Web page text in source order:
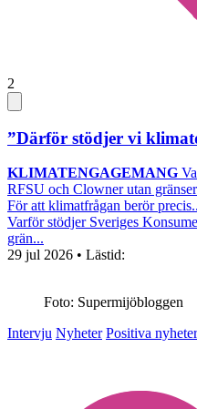
2
”Därför stödjer vi
KLIMATENGAGEMANG
RFSU och Clowner utan
För att klimatfrågan berör
Varför stödjer Sveriges
grän...
29 jul 2026 • Lästid:
Foto: Supermijöbloggen
Intervju Nyheter Positiva nyheter